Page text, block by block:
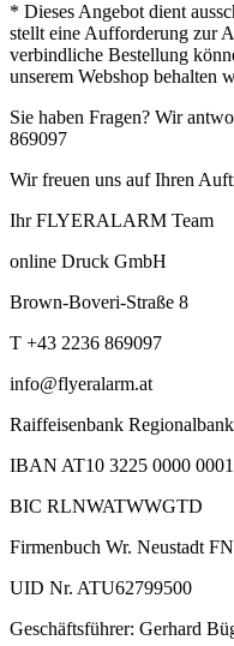
* Dieses Angebot dient
stellt eine Aufforderung zur
verbindliche Bestellung
unserem Webshop behalten
Sie haben Fragen? Wir
869097
Wir freuen uns auf Ihren
Ihr FLYERALARM Team
online Druck GmbH
Brown-Boveri-Straße 8
T +43 2236 869097
info@flyeralarm.at
Raiffeisenbank
IBAN AT10 3225 0000
BIC RLNWATWWGTD
Firmenbuch Wr. Neustadt
UID Nr. ATU62799500
Geschäftsführer: Gerhard